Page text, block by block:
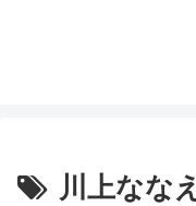
川上ななえ